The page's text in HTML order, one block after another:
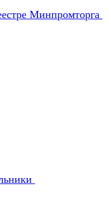
Минпромторга